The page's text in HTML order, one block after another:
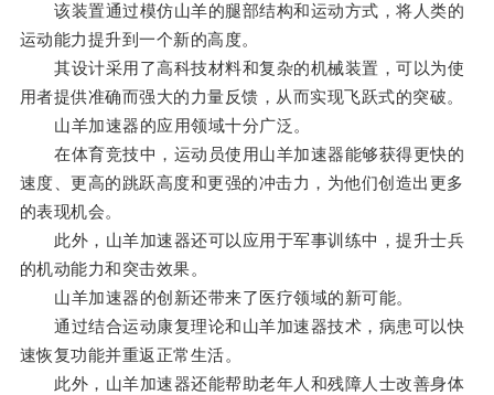
该装置通过模仿山羊的腿部结构和运动方式，将人类的
运动能力提升到一个新的高度。
其设计采用了高科技材料和复杂的机械装置，可以为使
用者提供准确而强大的力量反馈，从而实现飞跃式的突破。
山羊加速器的应用领域十分广泛。
在体育竞技中，运动员使用山羊加速器能够获得更快的
速度、更高的跳跃高度和更强的冲击力，为他们创造出更多
的表现机会。
此外，山羊加速器还可以应用于军事训练中，提升士兵
的机动能力和突击效果。
山羊加速器的创新还带来了医疗领域的新可能。
通过结合运动康复理论和山羊加速器技术，病患可以快
速恢复功能并重返正常生活。
此外，山羊加速器还能帮助老年人和残障人士改善身体